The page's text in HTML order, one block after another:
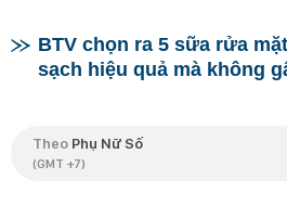
BTV chọn ra 5 sữa rửa
sạch hiệu quả mà không
Theo Phụ Nữ Số
(GMT +7)